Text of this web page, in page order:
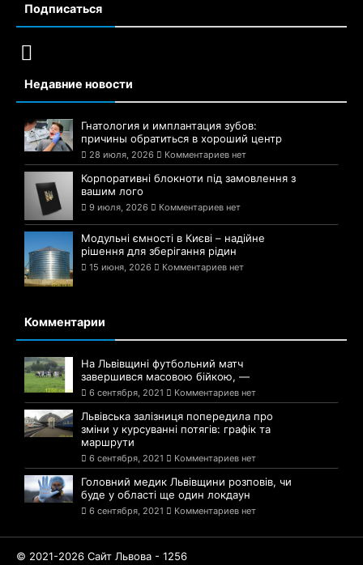
Подписаться
Недавние новости
Гнатология и имплантация зубов:
причины обратиться в хороший центр
28 июля, 2026 Комментариев нет
Корпоративні блокноти під замовлення з
вашим лого
9 июля, 2026 Комментариев нет
Модульні ємності в Києві – надійне
рішення для зберігання рідин
15 июня, 2026 Комментариев нет
Комментарии
На Львівщині футбольний матч
завершився масовою бійкою, —
6 сентября, 2021 Комментариев нет
Львівська залізниця попередила про
зміни у курсуванні потягів: графік та
маршрути
6 сентября, 2021 Комментариев нет
Головний медик Львівщини розповів, чи
буде у області ще один локдаун
6 сентября, 2021 Комментариев нет
© 2021-2026 Сайт Львова - 1256